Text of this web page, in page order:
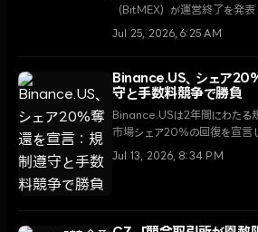
（BitMEX）が運営終了を発
訟に巻き込まれた。ユーザーが
Jul 25, 2026, 6:25 AM
Binance.US、シェア
守と手数料競争で勝負
Binance.USは2年間にわたる
市場シェア20%の回復を宣言
法定通貨サービスの復旧を武器
Jul 13, 2026, 8:34 PM